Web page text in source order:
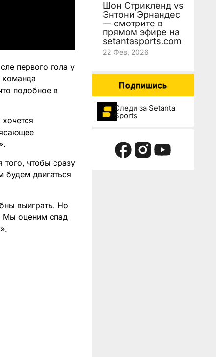
первого гола у
команда
подобное в
чтобы сразу
будем двигаться
выиграть. Но
Мы оценим спад
Шон Стрикленд vs
Энтони Эрнандес
— смотрите в
прямом эфире на
setantasports.com
22 Фев, 2026
Подпишись
Следи за Setanta
Sports